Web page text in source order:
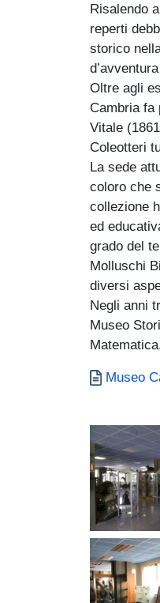
Risalendo
reperti
storico
Oltre agli
Cambria fa
Vitale
Coleotteri
La sede
coloro che
collezione
ed
grado del
Molluschi
diversi
Negli anni
Museo
Documento
Museo